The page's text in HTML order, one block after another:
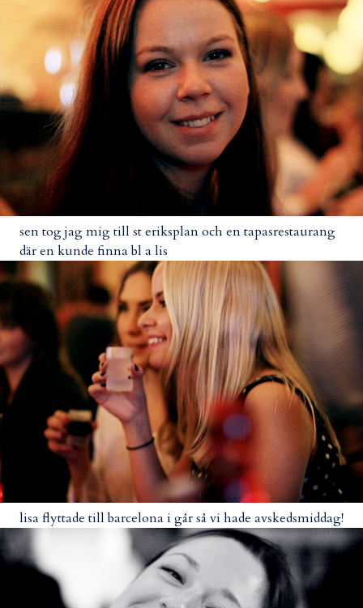
sen tog jag mig till st eriksplan och en tapasrestaurang
där en kunde finna bl a lis
lisa flyttade till barcelona i går så vi hade avskedsmiddag!